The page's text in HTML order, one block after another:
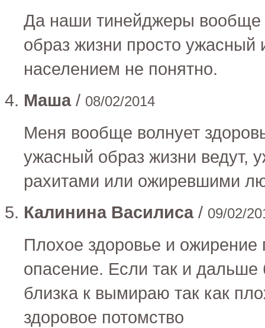
Да наши тинейджеры вообще
образ жизни просто ужасный
населением не понятно.
Маша/ 08/02/2014
Меня вообще волнует
ужасный образ жизни ведут,
рахитами или ожиревшими
Калинина Василиса/ 09/02/
Плохое здоровье и ожирение
опасение. Если так и дальше
близка к вымираю так как
здоровое потомство